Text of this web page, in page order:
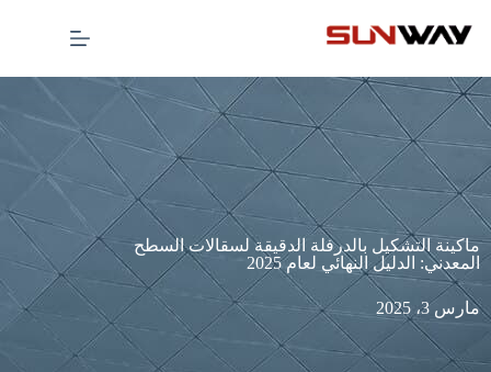
ماكينة التشكيل بالدرفلة الدقيقة لسقالات السطح
المعدني: الدليل النهائي لعام 2025
مارس 3، 2025